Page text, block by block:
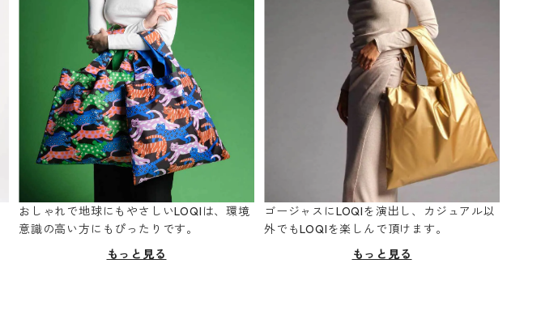
おしゃれで地球にもやさしいLOQIは、環境
意識の高い方にもぴったりです。
もっと見る
ゴージャスにLOQIを演出し、カジュアル以
外でもLOQIを楽しんで頂けます。
もっと見る